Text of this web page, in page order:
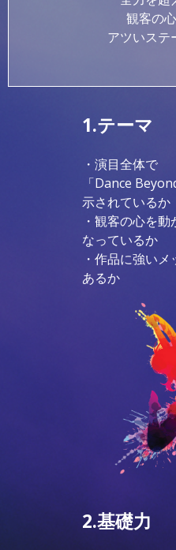
観客の
アツいステ
1.テーマ
・演目全体で
「Dance
示されているか
・観客の心を
なっているか
・作品に強い
あるか
2.基礎力